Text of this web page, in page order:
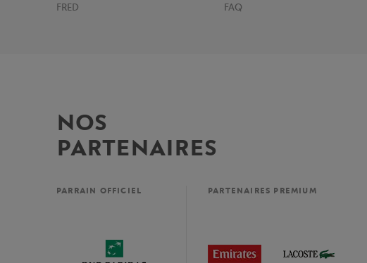
FRED
FAQ
NOS
PARTENAIRES
PARRAIN OFFICIEL PARTENAIRES PREMIUM